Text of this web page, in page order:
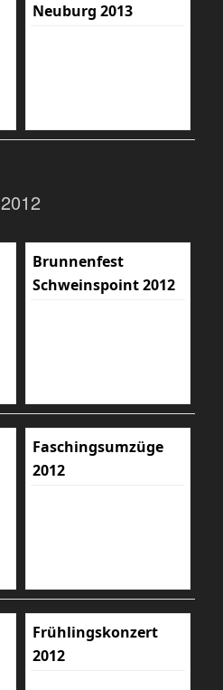
Neuburg 2013
2012
Brunnenfest
Schweinspoint 2012
Faschingsumzüge
2012
Frühlingskonzert
2012